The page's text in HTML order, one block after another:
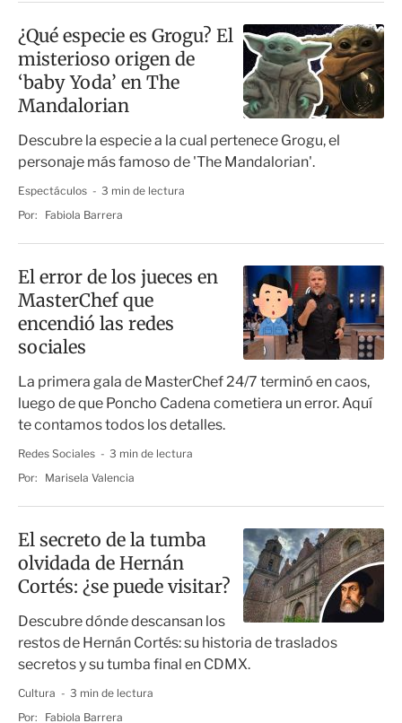
¿Qué especie es Grogu? El
misterioso origen de
‘baby Yoda’ en The
Mandalorian
Descubre la especie a la cual pertenece Grogu, el
personaje más famoso de 'The Mandalorian'.
Espectáculos
3 min de lectura
Por:
Fabiola Barrera
El error de los jueces en
MasterChef que
encendió las redes
sociales
La primera gala de MasterChef 24/7 terminó en caos,
luego de que Poncho Cadena cometiera un error. Aquí
te contamos todos los detalles.
Redes Sociales
3 min de lectura
Por:
Marisela Valencia
El secreto de la tumba
olvidada de Hernán
Cortés: ¿se puede visitar?
Descubre dónde descansan los
restos de Hernán Cortés: su historia de traslados
secretos y su tumba final en CDMX.
Cultura
3 min de lectura
Por:
Fabiola Barrera